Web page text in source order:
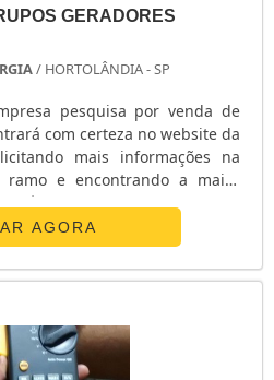
GERADORES
/ HORTOLÂNDIA - SP
pesquisa por venda de
com certeza no website da
mais informações na
ramo e encontrando a maior
área de atuação, a aquisição
MAIS SOBRE A VENDA DE
busca por venda de grupos
ágil em seu atendimento,
a companhia oferece
para cada cliente.Sem
AGORA